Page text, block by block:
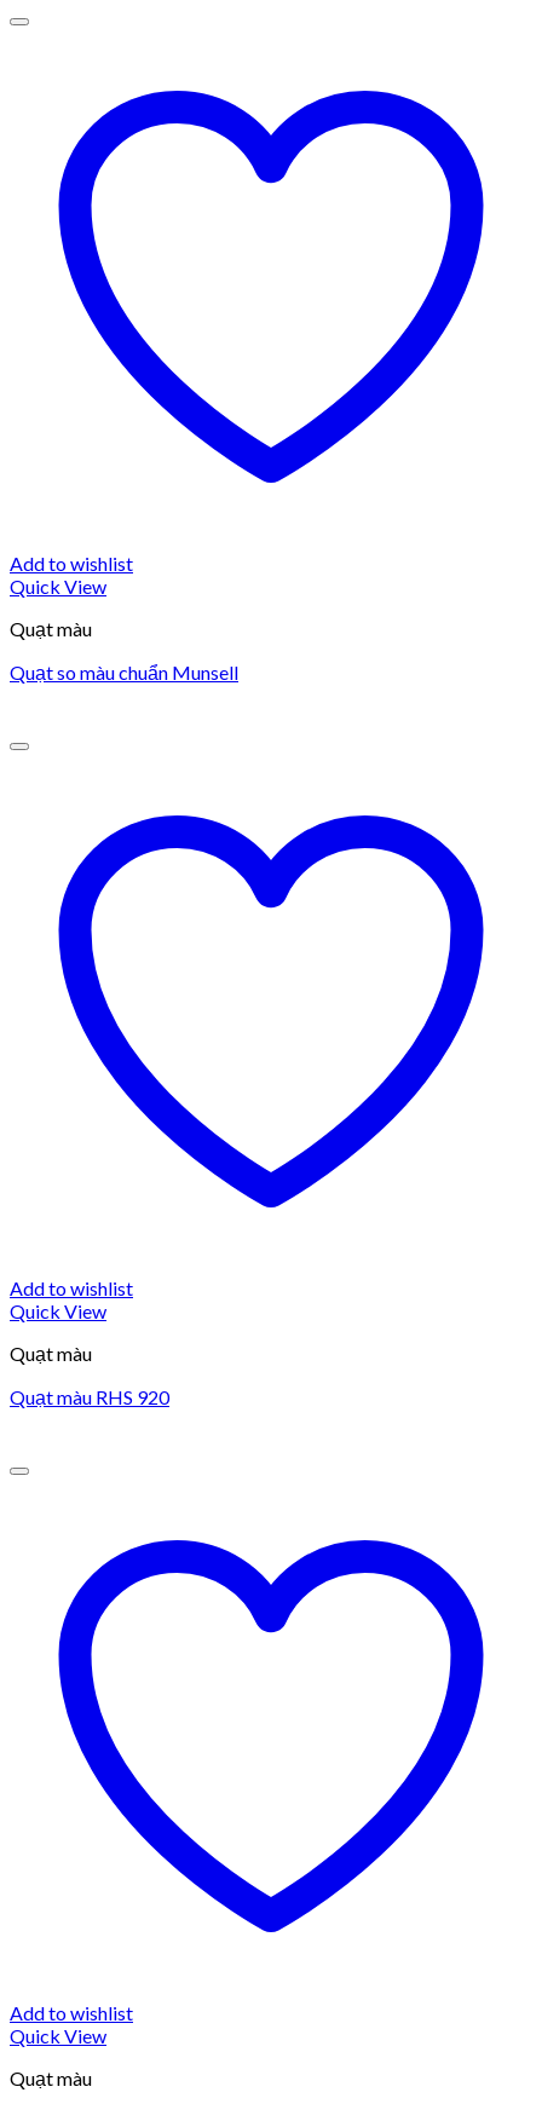
Add to wishlist
Quick View
Quạt màu
Quạt so màu chuẩn Munsell
Add to wishlist
Quick View
Quạt màu
Quạt màu RHS 920
Add to wishlist
Quick View
Quạt màu